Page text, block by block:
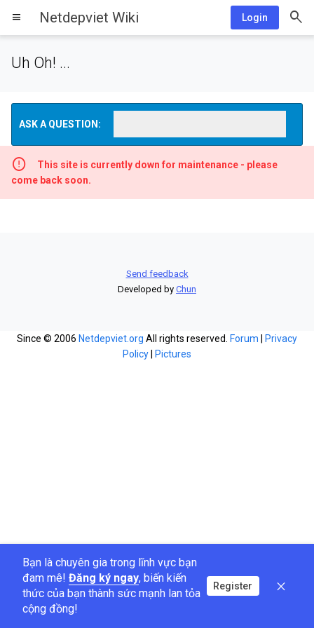
menu Netdepviet Wiki Login
Bạn là chuyên gia trong lĩnh vực bạn
đam mê! Đăng ký ngay, biến kiến
thức của bạn thành sức mạnh lan tỏa
cộng đồng!
Register
Uh Oh! ...
ASK A QUESTION:
This site is currently down for maintenance - please
come back soon.
Send feedback
Developed by Chun
Since © 2006 Netdepviet.org All rights reserved. Forum
Privacy
Policy
Pictures